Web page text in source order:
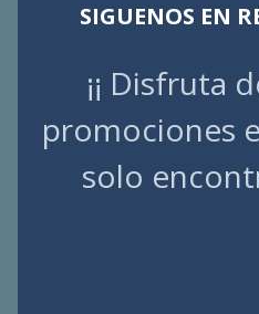
SIGUENOS EN
¡¡ Disfruta
promociones
solo